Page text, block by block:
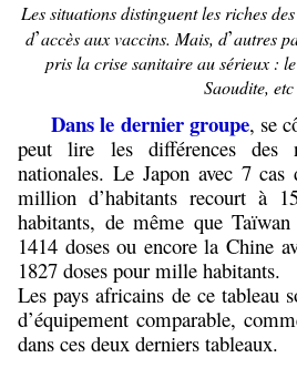
Les situations distinguent les riches
d’accès aux vaccins. Mais, d’autres
pris la crise sanitaire au sérieux :
Saoudite, etc
Dans le dernier groupe, se
peut lire les différences des
nationales. Le Japon avec 7 cas
million d’habitants recourt à
habitants, de même que
1414 doses ou encore la Chine
1827 doses pour mille habitants.
Les pays africains de ce tableau
d’équipement comparable,
dans ces deux derniers tableaux.